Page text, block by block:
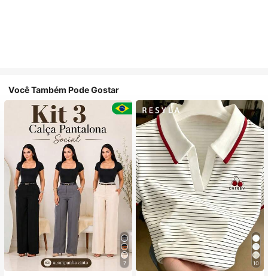
Você Também Pode Gostar
7 10